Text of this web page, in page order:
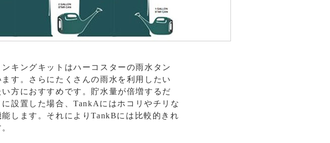
キングキットはハーコスターの雨水タン
す。さらにたくさんの雨水を利用したい
方におすすめです。貯水量が倍増するだ
設置した場合、TankAにはホコリやチリな
します。それによりTankBには比較的きれ